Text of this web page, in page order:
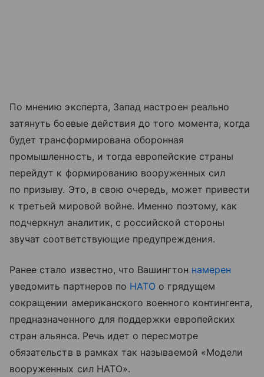
По мнению эксперта, Запад настроен реально
затянуть боевые действия до того момента, когда
будет трансформирована оборонная
промышленность, и тогда европейские страны
перейдут к формированию вооруженных сил
по призыву. Это, в свою очередь, может привести
к третьей мировой войне. Именно поэтому, как
подчеркнул аналитик, с российской стороны
звучат соответствующие предупреждения.
Ранее стало известно, что Вашингтон намерен
уведомить партнеров по НАТО о грядущем
сокращении американского военного контингента,
предназначенного для поддержки европейских
стран альянса. Речь идет о пересмотре
обязательств в рамках так называемой «Модели
вооруженных сил НАТО».